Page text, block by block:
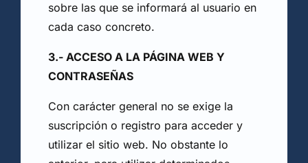
sobre las que se informará al usuario en
cada caso concreto.
3.- ACCESO A LA PÁGINA WEB Y
CONTRASEÑAS
Con carácter general no se exige la
suscripción o registro para acceder y
utilizar el sitio web. No obstante lo